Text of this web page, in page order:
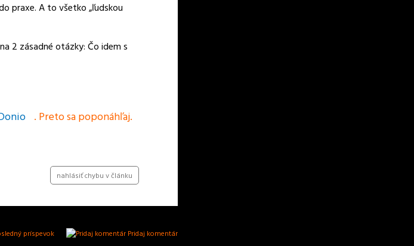
praxe. A to všetko „ľudskou
2 zásadné otázky: Čo idem s
. Preto sa poponáhľaj.
nahlásiť chybu v článku
Pridaj komentár
príspevok